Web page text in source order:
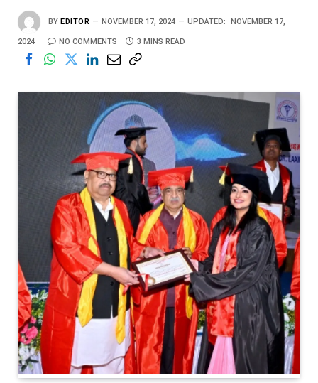
BY EDITOR NOVEMBER 17, 2024 UPDATED: NOVEMBER 17,
2024 NO COMMENTS 3 MINS READ